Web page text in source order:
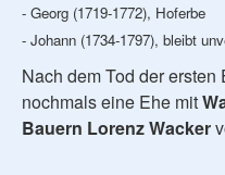
- Georg (1719-1772), Hoferbe
- Johann (1734-1797), bleibt
Nach dem Tod der ersten
nochmals eine Ehe mit
Bauern Lorenz Wacker